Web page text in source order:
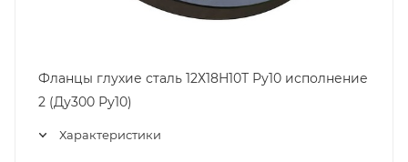
Фланцы глухие сталь 12Х18Н10Т Ру10 исполнение
2 (Ду300 Ру10)
Характеристики